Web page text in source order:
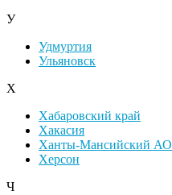
У
Удмуртия
Ульяновск
Х
Хабаровский край
Хакасия
Ханты-Мансийский АО
Херсон
Ч